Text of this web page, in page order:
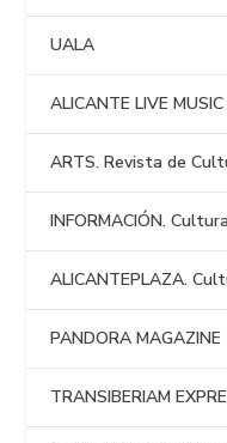
UALA
ALICANTE LIVE MUSIC
ARTS. Revista de
INFORMACIÓN. Cultura
ALICANTEPLAZA.
PANDORA MAGAZINE
TRANSIBERIAM